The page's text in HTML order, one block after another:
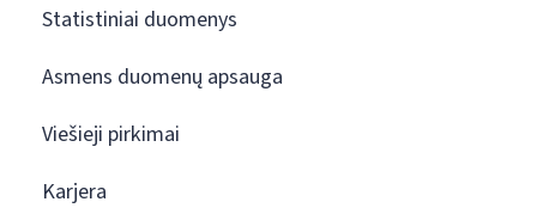
Statistiniai duomenys
Asmens duomenų apsauga
Viešieji pirkimai
Karjera